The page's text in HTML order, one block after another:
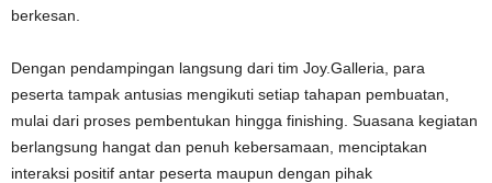
berkesan.
Dengan pendampingan langsung dari tim Joy.Galleria, para
peserta tampak antusias mengikuti setiap tahapan pembuatan,
mulai dari proses pembentukan hingga finishing. Suasana kegiatan
berlangsung hangat dan penuh kebersamaan, menciptakan
interaksi positif antar peserta maupun dengan pihak